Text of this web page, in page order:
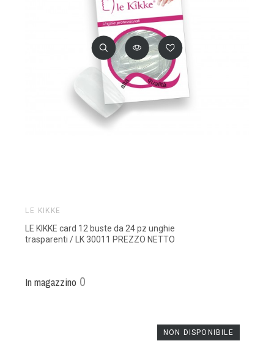
LE KIKKE
LE KIKKE card 12 buste da 24 pz unghie
trasparenti / LK 30011 PREZZO NETTO
In magazzino 0
NON DISPONIBILE